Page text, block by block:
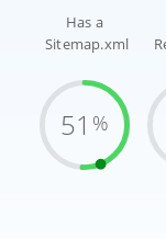
Has a
Sitemap.xml
51 %